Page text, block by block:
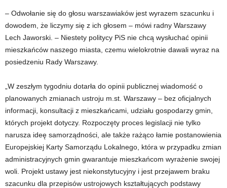
– Odwołanie się do głosu warszawiaków jest wyrazem szacunku i
dowodem, że liczymy się z ich głosem – mówi radny Warszawy
Lech Jaworski. – Niestety politycy PiS nie chcą wysłuchać opinii
mieszkańców naszego miasta, czemu wielokrotnie dawali wyraz na
posiedzeniu Rady Warszawy.
„W zeszłym tygodniu dotarła do opinii publicznej wiadomość o
planowanych zmianach ustroju m.st. Warszawy – bez oficjalnych
informacji, konsultacji z mieszkańcami, udziału gospodarzy gmin,
których projekt dotyczy. Rozpoczęty proces legislacji nie tylko
narusza ideę samorządności, ale także rażąco łamie postanowienia
Europejskiej Karty Samorządu Lokalnego, która w przypadku zmian
administracyjnych gmin gwarantuje mieszkańcom wyrażenie swojej
woli. Projekt ustawy jest niekonstytucyjny i jest przejawem braku
szacunku dla przepisów ustrojowych kształtujących podstawy